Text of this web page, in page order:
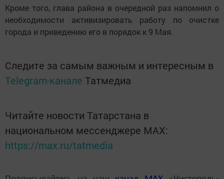
Кроме того, глава района в очередной раз напомнил о
необходимости активизировать работу по очистке
города и приведению его в порядок к 9 Мая.
Следите за самым важным и интересным в
Telegram-канале Татмедиа
Читайте новости Татарстана в
национальном мессенджере MАХ:
https://max.ru/tatmedia